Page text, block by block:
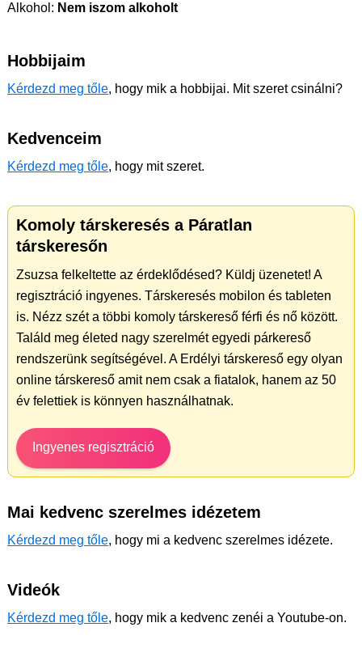
Alkohol: Nem iszom alkoholt
Hobbijaim
Kérdezd meg tőle, hogy mik a hobbijai. Mit szeret csinálni?
Kedvenceim
Kérdezd meg tőle, hogy mit szeret.
Komoly társkeresés a Páratlan
társkeresőn
Zsuzsa felkeltette az érdeklődésed? Küldj üzenetet! A
regisztráció ingyenes. Társkeresés mobilon és tableten
is. Nézz szét a többi komoly társkereső férfi és nő között.
Találd meg életed nagy szerelmét egyedi párkereső
rendszerünk segítségével. A Erdélyi társkereső egy olyan
online társkereső amit nem csak a fiatalok, hanem az 50
év felettiek is könnyen használhatnak.
Ingyenes regisztráció
Mai kedvenc szerelmes idézetem
Kérdezd meg tőle, hogy mi a kedvenc szerelmes idézete.
Videók
Kérdezd meg tőle, hogy mik a kedvenc zenéi a Youtube-on.